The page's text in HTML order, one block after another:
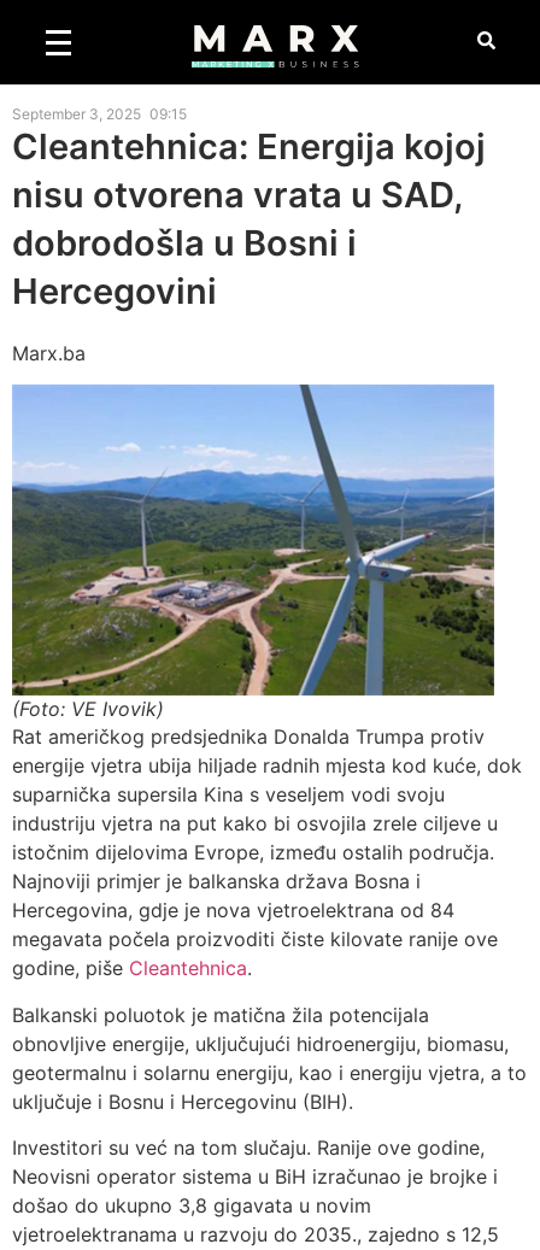
September 3, 2025 09:15
Cleantehnica: Energija kojoj
nisu otvorena vrata u SAD,
dobrodošla u Bosni i
Hercegovini
Marx.ba
(Foto: VE Ivovik)
Rat američkog predsjednika Donalda Trumpa protiv
energije vjetra ubija hiljade radnih mjesta kod kuće, dok
suparnička supersila Kina s veseljem vodi svoju
industriju vjetra na put kako bi osvojila zrele ciljeve u
istočnim dijelovima Evrope, između ostalih područja.
Najnoviji primjer je balkanska država Bosna i
Hercegovina, gdje je nova vjetroelektrana od 84
megavata počela proizvoditi čiste kilovate ranije ove
godine, piše Cleantehnica.
Balkanski poluotok je matična žila potencijala
obnovljive energije, uključujući hidroenergiju, biomasu,
geotermalnu i solarnu energiju, kao i energiju vjetra, a to
uključuje i Bosnu i Hercegovinu (BIH).
Investitori su već na tom slučaju. Ranije ove godine,
Neovisni operator sistema u BiH izračunao je brojke i
došao do ukupno 3,8 gigavata u novim
vjetroelektranama u razvoju do 2035., zajedno s 12,5